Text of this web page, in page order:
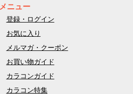
メニュー
登録・ログイン
お気に入り
メルマガ・クーポン
お買い物ガイド
カラコンガイド
カラコン特集